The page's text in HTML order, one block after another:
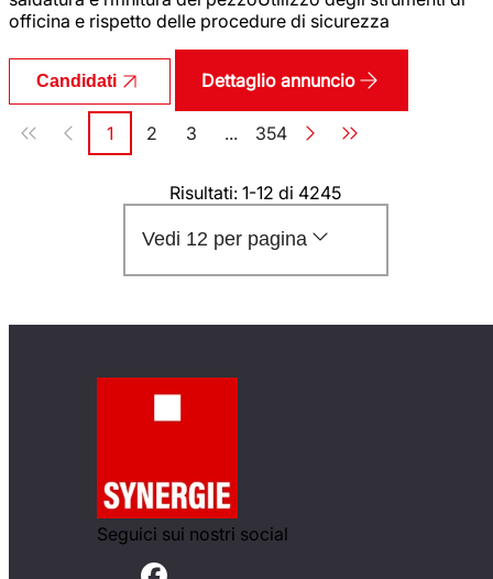
officina e rispetto delle procedure di sicurezza
Candidati Dettaglio annuncio
Paginazione
Pagina
1 Pagina
2 Pagina
3 ... Pagina
354
Risultati: 1-12 di 4245
Vedi 12 per pagina
Seguici sui nostri social